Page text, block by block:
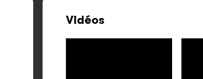
Vidéos